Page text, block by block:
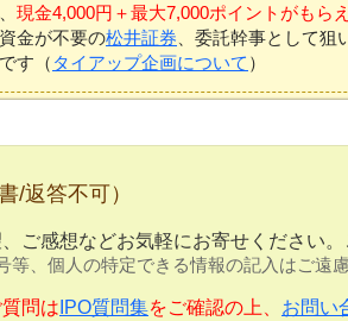
現金4,000円＋最大7,000ポイントがもら
金が不要の松井証券 、委託幹事として狙
す（ タイアップ企画について ）
/返答不可）
ご感想などお気軽にお寄せください
、個人の特定できる情報の記入はご遠慮
問は IPO質問集をご確認の上、 お問い